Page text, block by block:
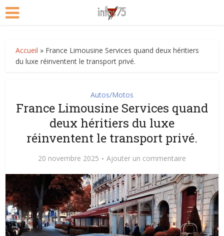
Accueil » France Limousine Services quand deux héritiers
du luxe réinventent le transport privé.
Autos/Motos
France Limousine Services quand
deux héritiers du luxe
réinventent le transport privé.
20 novembre 2025 Ajouter un commentaire